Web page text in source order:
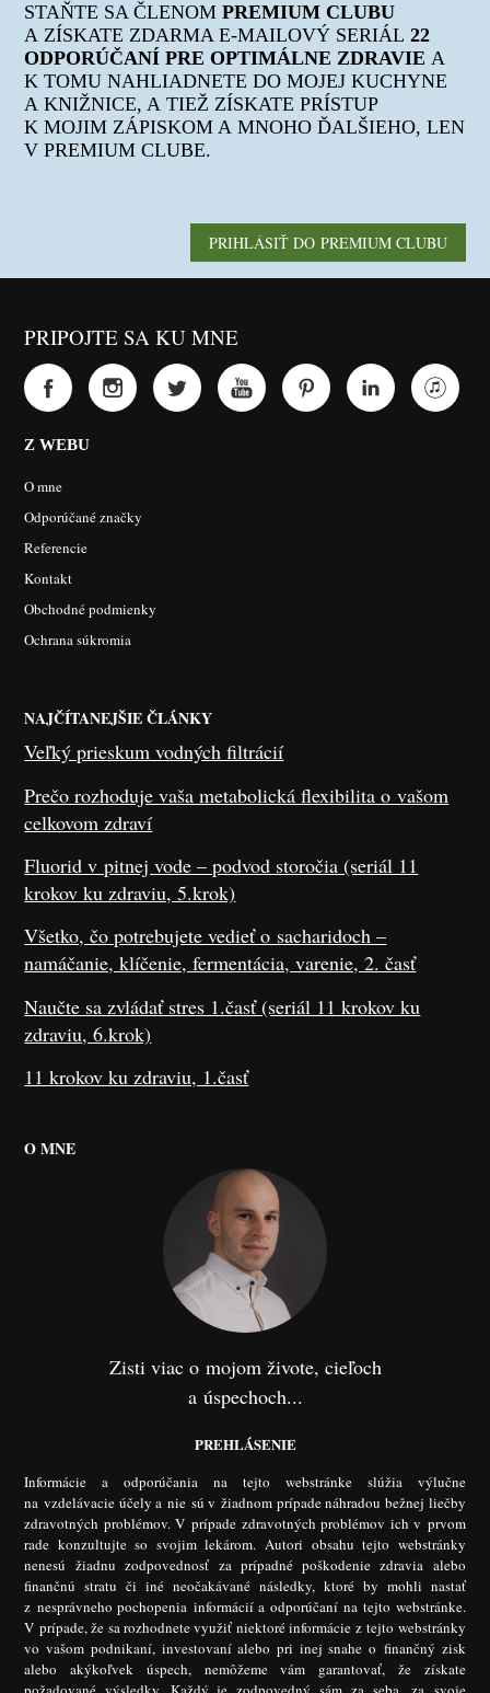
STAŇTE SA ČLENOMPREMIUM CLUBU
A ZÍSKATE ZDARMA E-MAILOVÝ SERIÁL22
ODPORÚČANÍ PRE OPTIMÁLNE ZDRAVIE A
K TOMU NAHLIADNETE DO MOJEJ KUCHYNE
A KNIŽNICE, A TIEŽ ZÍSKATE PRÍSTUP
K MOJIM ZÁPISKOM A MNOHO ĎALŠIEHO, LEN
V PREMIUM CLUBE.
PRIHLÁSIŤ DO PREMIUM CLUBU
PRIPOJTE SA KU MNE
Z WEBU
O mne
Odporúčané značky
Referencie
Kontakt
Obchodné podmienky
Ochrana súkromia
NAJČÍTANEJŠIE ČLÁNKY
Veľký prieskum vodných filtrácií
Prečo rozhoduje vaša metabolická flexibilita o vašom
celkovom zdraví
Fluorid v pitnej vode – podvod storočia (seriál 11
krokov ku zdraviu, 5.krok)
Všetko, čo potrebujete vedieť o sacharidoch –
namáčanie, klíčenie, fermentácia, varenie, 2. časť
Naučte sa zvládať stres 1.časť (seriál 11 krokov ku
zdraviu, 6.krok)
11 krokov ku zdraviu, 1.časť
O MNE
Zisti viac o mojom živote, cieľoch
a úspechoch...
PREHLÁSENIE
Informácie a odporúčania na tejto webstránke slúžia výlučne
na vzdelávacie účely a nie sú v žiadnom prípade náhradou bežnej liečby
zdravotných problémov. V prípade zdravotných problémov ich v prvom
rade konzultujte so svojim lekárom. Autori obsahu tejto webstránky
nenesú žiadnu zodpovednosť za prípadné poškodenie zdravia alebo
finančnú stratu či iné neočakávané následky, ktoré by mohli nastať
z nesprávneho pochopenia informácií a odporúčaní na tejto webstránke.
V prípade, že sa rozhodnete využiť niektoré informácie z tejto webstránky
vo vašom podnikaní, investovaní alebo pri inej snahe o finančný zisk
alebo akýkoľvek úspech, nemôžeme vám garantovať, že získate